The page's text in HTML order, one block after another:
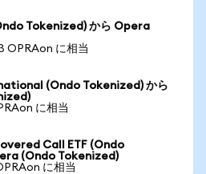
Tokenized) から Opera
OPRAon に相当
(Ondo Tokenized) から
に相当
Call ETF (Ondo
(Ondo Tokenized)
に相当